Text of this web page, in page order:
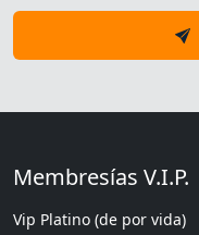
Membresías V.I.P.
Vip Platino (de por vida)